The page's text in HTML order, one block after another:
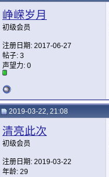
峥嵘岁月
初级会员
注册日期: 2017-06-27
帖子: 3
声望力: 0
2019-03-22, 21:08
清亮此次
初级会员
注册日期: 2019-03-22
年龄: 29